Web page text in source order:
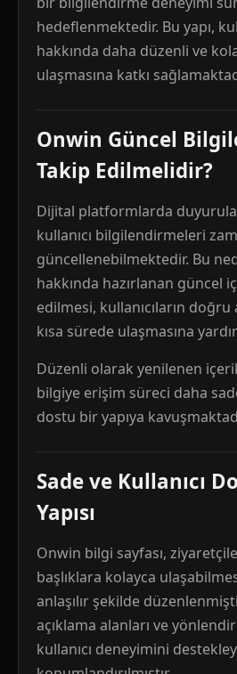
hedeflenmektedir. Bu yapı,
hakkında daha düzenli ve
ulaşmasına katkı
Onwin Güncel
Takip Edilmelidir?
Dijital platformlarda
kullanıcı bilgilendirmeleri
güncellenebilmektedir. Bu
hakkında hazırlanan güncel
edilmesi, kullanıcıların
kısa sürede ulaşmasına
Düzenli olarak yenilenen
bilgiye erişim süreci daha
dostu bir yapıya
Sade ve Kullanıcı
Yapısı
Onwin bilgi sayfası,
başlıklara kolayca
anlaşılır şekilde
açıklama alanları ve
kullanıcı deneyimini